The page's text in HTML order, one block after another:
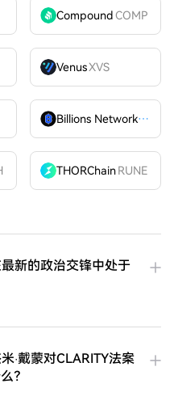
CompoundCOMP
VenusXVS
Billions Network
BILL
THORChain RUNE
新的政治交锋中处于
·戴蒙对CLARITY法案
？